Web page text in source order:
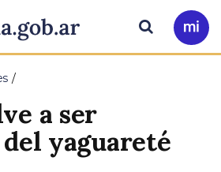
Ir
a
Buscar
a ser
yaguareté